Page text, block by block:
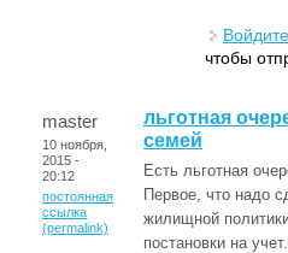
Войдите
чтобы
master
10 ноября,
2015 -
20:12
постоянная
ссылка
(permalink)
льготная
семей
Есть льготная
Первое, что надо
жилищной
постановки на